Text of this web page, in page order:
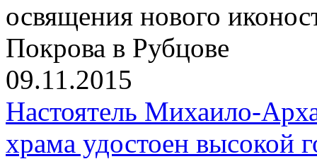
освящения нового
Покрова в Рубцове
09.11.2015
Настоятель Михаило-
храма удостоен высокой